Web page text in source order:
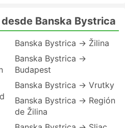
Banska Bystrica
Banska Bystrica → Žilina
Banska Bystrica →
Budapest
Banska Bystrica → Vrutky
Banska Bystrica → Región
de Žilina